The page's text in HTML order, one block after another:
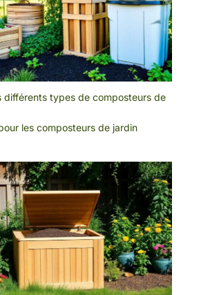
différents types de composteurs de
les composteurs de jardin